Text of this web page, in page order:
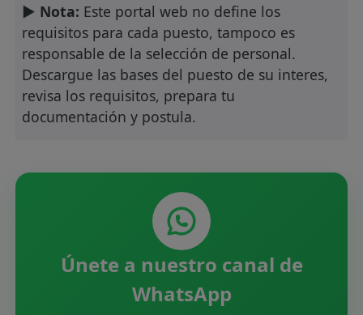
► Nota: Este portal web no define los
requisitos para cada puesto, tampoco es
responsable de la selección de personal.
Descargue las bases del puesto de su interes,
revisa los requisitos, prepara tu
documentación y postula.
Únete a nuestro canal de
WhatsApp